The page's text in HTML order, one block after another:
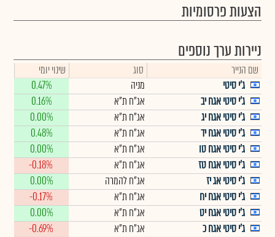
הצעות פרסומיות
ניירות ערך נוספים
שם הנייר סוג
שינוי יומי
ג'י סיטי
מניה
0.47%
ג'י סיטי אגח יב
אג"ח ת"א
0.16%
ג'י סיטי אגח יג
אג"ח ת"א
0.00%
ג'י סיטי אגח יד
אג"ח ת"א
0.48%
ג'י סיטי אגח טו
אג"ח ת"א
0.00%
ג'י סיטי אגח טז
אג"ח ת"א
-0.18%
ג'י סיטי אג יז
אג"ח להמרה
0.00%
ג'י סיטי אגח יח
אג"ח ת"א
-0.17%
ג'י סיטי אגח יט
אג"ח ת"א
0.00%
ג'י סיטי אגח כ
אג"ח ת"א -0.69%